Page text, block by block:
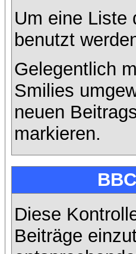
Um eine Liste
benutzt
Gelegentlich
Smilies
neuen
markieren.
Diese
Beiträge